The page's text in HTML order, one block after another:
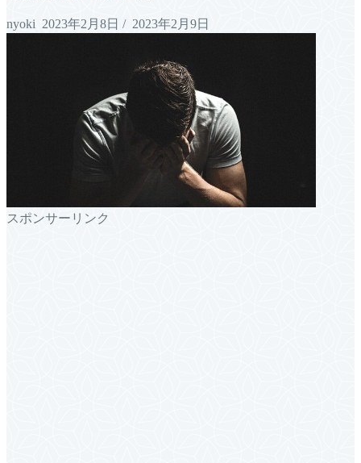
nyoki 2023年2月8日 / 2023年2月9日
スポンサーリンク